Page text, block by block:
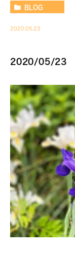
BLOG
2020.05.23
2020/05/23